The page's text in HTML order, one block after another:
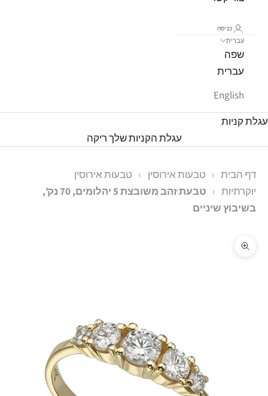
כניסה
עברית
שפה
עברית
English
עגלת קניות
עגלת הקניות שלך ריקה
דף הבית › טבעות אירוסין › טבעות אירוסין
יוקרתיות ›
טבעת זהב משובצת 5 יהלומים, 70 נק',
בשיבוץ שיניים